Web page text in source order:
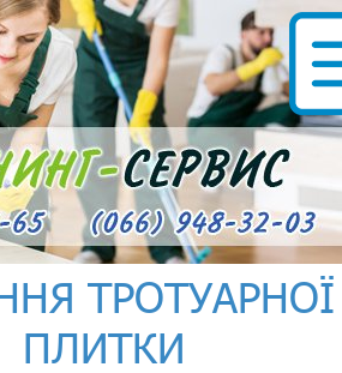
ТРОТУАРНОЇ
ПЛИТКИ